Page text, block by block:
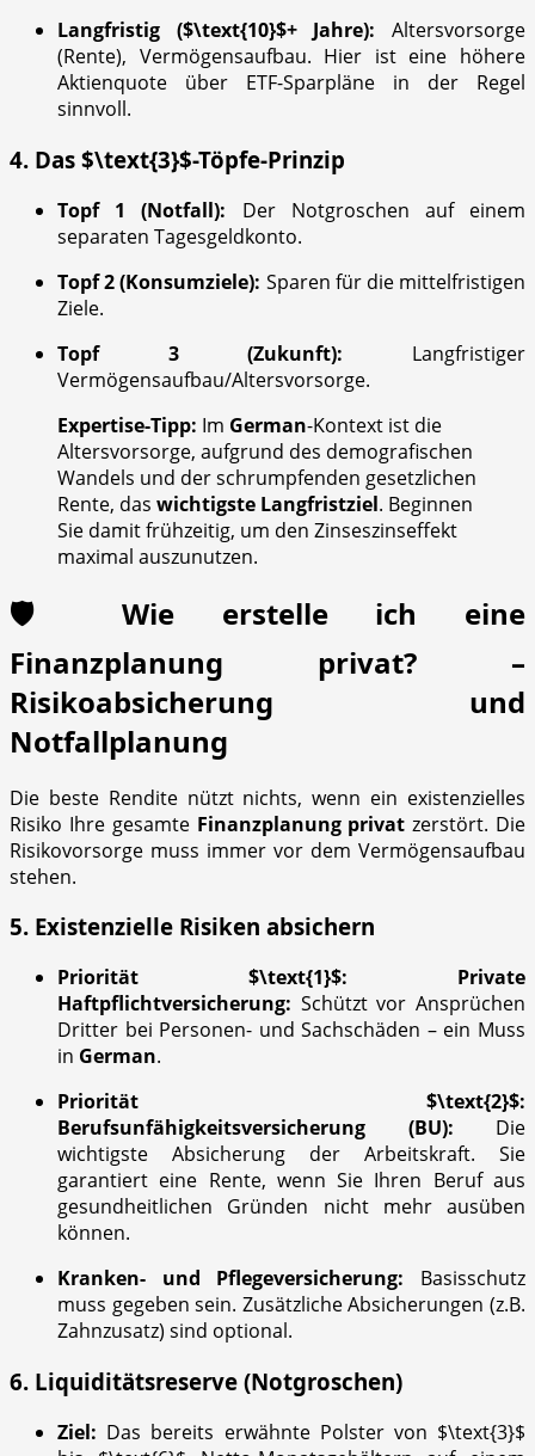
Langfristig ($\text{10}$+ Jahre): Altersvorsorge
(Rente), Vermögensaufbau. Hier ist eine höhere
Aktienquote über ETF-Sparpläne in der Regel
sinnvoll.
4. Das $\text{3}$-Töpfe-Prinzip
Topf 1 (Notfall): Der Notgroschen auf einem
separaten Tagesgeldkonto.
Topf 2 (Konsumziele): Sparen für die mittelfristigen
Ziele.
Topf 3 (Zukunft): Langfristiger
Vermögensaufbau/Altersvorsorge.
Expertise-Tipp: Im German-Kontext ist die
Altersvorsorge, aufgrund des demografischen
Wandels und der schrumpfenden gesetzlichen
Rente, das wichtigste Langfristziel. Beginnen
Sie damit frühzeitig, um den Zinseszinseffekt
maximal auszunutzen.
🛡️ Wie erstelle ich eine
Finanzplanung privat? –
Risikoabsicherung und
Notfallplanung
Die beste Rendite nützt nichts, wenn ein existenzielles
Risiko Ihre gesamte Finanzplanung privat zerstört. Die
Risikovorsorge muss immer vor dem Vermögensaufbau
stehen.
5. Existenzielle Risiken absichern
Priorität $\text{1}$: Private
Haftpflichtversicherung: Schützt vor Ansprüchen
Dritter bei Personen- und Sachschäden – ein Muss
in German.
Priorität $\text{2}$:
Berufsunfähigkeitsversicherung (BU): Die
wichtigste Absicherung der Arbeitskraft. Sie
garantiert eine Rente, wenn Sie Ihren Beruf aus
gesundheitlichen Gründen nicht mehr ausüben
können.
Kranken- und Pflegeversicherung: Basisschutz
muss gegeben sein. Zusätzliche Absicherungen (z.B.
Zahnzusatz) sind optional.
6. Liquiditätsreserve (Notgroschen)
Ziel: Das bereits erwähnte Polster von $\text{3}$